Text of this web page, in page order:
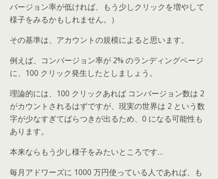
バージョン率が低ければ、もう少しクリックを増やして
様子をみるかもしれません。）
その基準は、アカウントの規模によると思います。
例えば、コンバージョン率が 2% のランディングページ
に、100 クリック発生したとしましょう。
理論的には、100 クリックあれば コンバージョン数は 2
がカウントされるはずですが、現実の世界は 2 という数
字が少なすぎてばらつきが出るため、0 になる可能性も
あります。
本来ならもう少し様子をみたいところです…
毎月アドワーズに 1000 万円使っている人であれば、も